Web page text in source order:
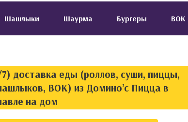
Шашлыки Шаурма Бургеры ВОК
доставка еды (роллов, суши, пиццы,
ВОК) из Домино’с Пицца в
на дом